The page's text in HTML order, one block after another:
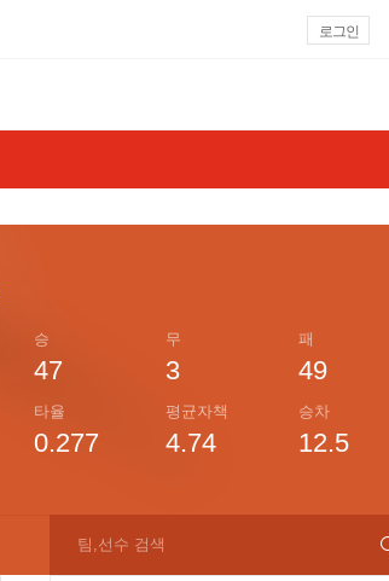
로그인
승
47
무
3
패
49
타율
0.277
평균자책
4.74
승차
12.5
팀,선수 검색